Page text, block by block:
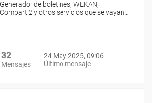
Generador de boletines, WEKAN,
Comparti2 y otros servicios que se vayan…
32
Mensajes
24 May 2025, 09:06
Último mensaje